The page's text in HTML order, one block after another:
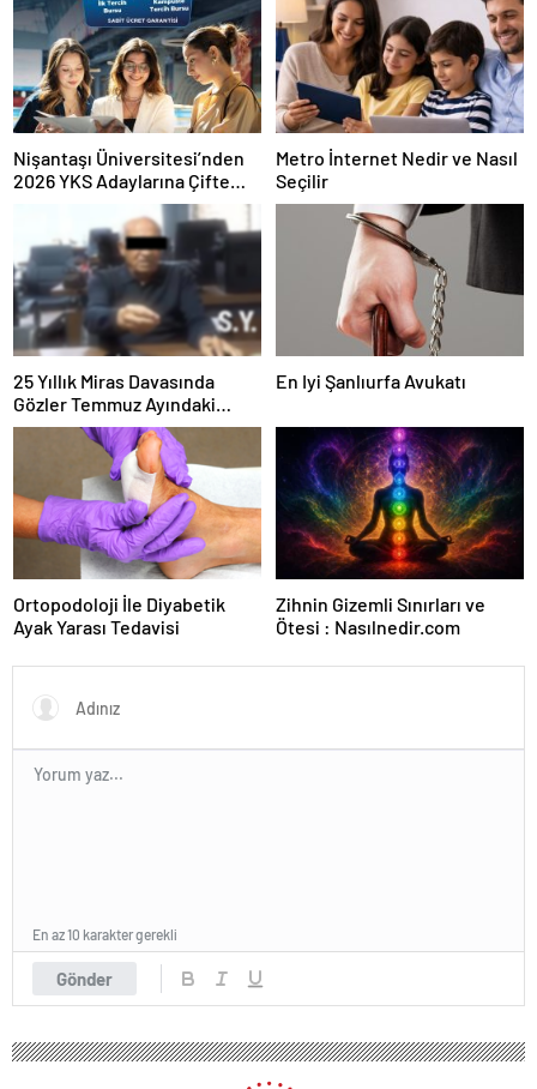
Nişantaşı Üniversitesi’nden
2026 YKS Adaylarına Çifte
Güvence: Sabit Ücret ve
Kesintisiz Burs
Metro İnternet Nedir ve Nasıl
Seçilir
25 Yıllık Miras Davasında
Gözler Temmuz Ayındaki
Karar Duruşmasına Çevrildi
En Iyi Şanlıurfa Avukatı
Ortopodoloji İle Diyabetik
Ayak Yarası Tedavisi
Zihnin Gizemli Sınırları ve
Ötesi : Nasılnedir.com
Gönder
En az 10 karakter gerekli